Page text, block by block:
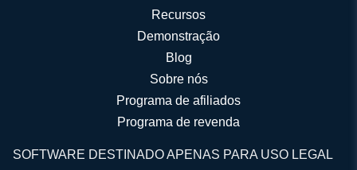
Recursos
Demonstração
Blog
Sobre nós
Programa de afiliados
Programa de revenda
SOFTWARE DESTINADO APENAS PARA USO LEGAL